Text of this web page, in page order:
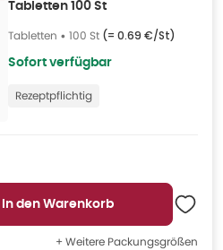
Tabletten 100 St
Tabletten • 100 St (= 0.69 €/St)
Sofort verfügbar
Rezeptpflichtig
In den Warenkorb
+ Weitere Packungsgrößen